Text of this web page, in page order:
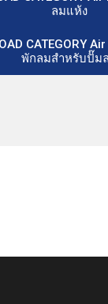
ลมแห้ง
CATEGORY
พักลมสำหรับปั๊ม